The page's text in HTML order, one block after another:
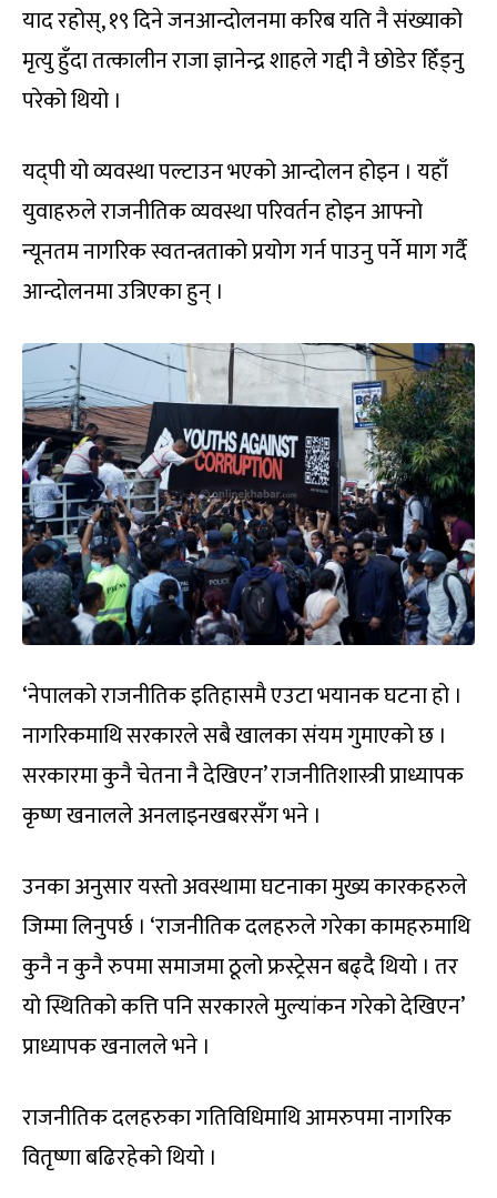
याद रहोस्, १९ दिने जनआन्दोलनमा करिब यति नै संख्याको
मृत्यु हुँदा तत्कालीन राजा ज्ञानेन्द्र शाहले गद्दी नै छोडेर हिँड्नु
परेको थियो ।
यद्पी यो व्यवस्था पल्टाउन भएको आन्दोलन होइन । यहाँ
युवाहरुले राजनीतिक व्यवस्था परिवर्तन होइन आफ्नो
न्यूनतम नागरिक स्वतन्त्रताको प्रयोग गर्न पाउनु पर्ने माग गर्दै
आन्दोलनमा उत्रिएका हुन् ।
‘नेपालको राजनीतिक इतिहासमै एउटा भयानक घटना हो ।
नागरिकमाथि सरकारले सबै खालका संयम गुमाएको छ ।
सरकारमा कुनै चेतना नै देखिएन’ राजनीतिशास्त्री प्राध्यापक
कृष्ण खनालले अनलाइनखबरसँग भने ।
उनका अनुसार यस्तो अवस्थामा घटनाका मुख्य कारकहरुले
जिम्मा लिनुपर्छ । ‘राजनीतिक दलहरुले गरेका कामहरुमाथि
कुनै न कुनै रुपमा समाजमा ठूलो फ्रस्ट्रेसन बढ्दै थियो । तर
यो स्थितिको कत्ति पनि सरकारले मुल्यांकन गरेको देखिएन’
प्राध्यापक खनालले भने ।
राजनीतिक दलहरुका गतिविधिमाथि आमरुपमा नागरिक
वितृष्णा बढिरहेको थियो ।